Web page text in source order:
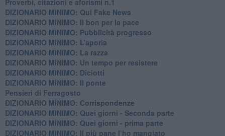
DIZIONARIO MINIMO: Qui Fake News
DIZIONARIO MINIMO: ​Il bon per la pace
DIZIONARIO MINIMO: Pubblicità progresso
DIZIONARIO MINIMO: L’aporìa
DIZIONARIO MINIMO: La razza
DIZIONARIO MINIMO: Un tempo per resistere
DIZIONARIO MINIMO: Diciotti
DIZIONARIO MINIMO: Il ponte
Pensieri di Ferragosto
DIZIONARIO MINIMO: Corrispondenze
DIZIONARIO MINIMO: Quei giorni - Seconda parte
DIZIONARIO MINIMO: Quei giorni - prima parte
DIZIONARIO MINIMO: Il più pane l’ho mangiato